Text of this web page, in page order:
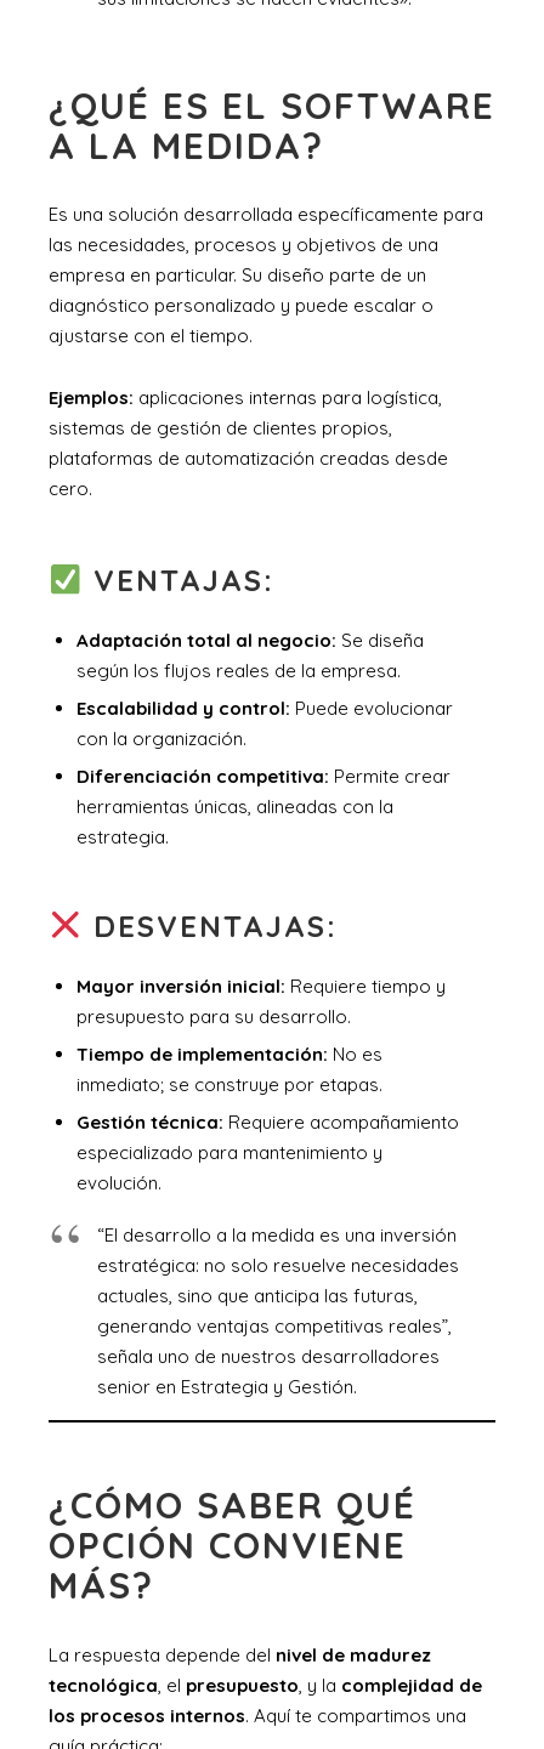
¿QUÉ ES EL SOFTWARE
A LA MEDIDA?
Es una solución desarrollada específicamente para
las necesidades, procesos y objetivos de una
empresa en particular. Su diseño parte de un
diagnóstico personalizado y puede escalar o
ajustarse con el tiempo.
Ejemplos: aplicaciones internas para logística,
sistemas de gestión de clientes propios,
plataformas de automatización creadas desde
cero.
VENTAJAS:
Adaptación total al negocio: Se diseña
según los flujos reales de la empresa.
Escalabilidad y control: Puede evolucionar
con la organización.
Diferenciación competitiva: Permite crear
herramientas únicas, alineadas con la
estrategia.
DESVENTAJAS:
Mayor inversión inicial: Requiere tiempo y
presupuesto para su desarrollo.
Tiempo de implementación: No es
inmediato; se construye por etapas.
Gestión técnica: Requiere acompañamiento
especializado para mantenimiento y
evolución.
“El desarrollo a la medida es una inversión
estratégica: no solo resuelve necesidades
actuales, sino que anticipa las futuras,
generando ventajas competitivas reales”,
señala uno de nuestros desarrolladores
senior en Estrategia y Gestión.
¿CÓMO SABER QUÉ
OPCIÓN CONVIENE
MÁS?
La respuesta depende del nivel de madurez
tecnológica , el presupuesto , y la complejidad de
los procesos internos. Aquí te compartimos una